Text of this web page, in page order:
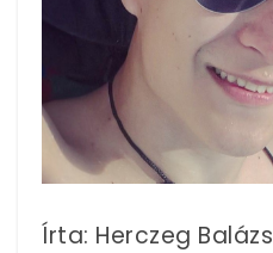
Írta: Herczeg Balázs